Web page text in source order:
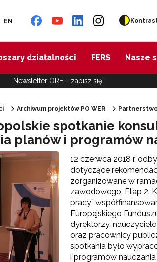
EN
działalności FERS Nasze
Newsletter ORE – zapisz się!
pedagogiczna"
– przygotowanie trenerów"
edukacyjno-zawodowe"
SCWEW"
zawodowego"
Archiwum projektów PO WER
spotkanie
planów i programów
12 czerwca 2018 r.
dotyczące
zorganizowane w
zawodowego. Etap 2.
pracy”
Europejskiego
dyrektorzy,
oraz pracownicy
spotkania było
i programów